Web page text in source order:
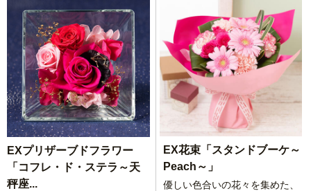
EXプリザーブドフラワー
「コフレ・ド・ステラ～天
秤座...
EX花束「スタンドブーケ～
Peach～」
優しい色合いの花々を集めた、